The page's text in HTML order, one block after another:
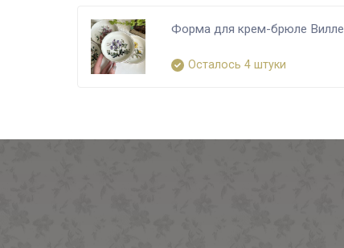
Форма для крем-брюле
Осталось 4 штуки